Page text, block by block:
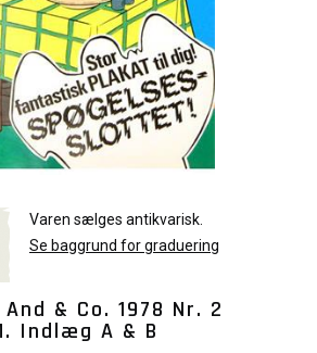
Varen sælges antikvarisk.
Se baggrund for graduering
& Co. 1978 Nr. 2
Indlæg A & B